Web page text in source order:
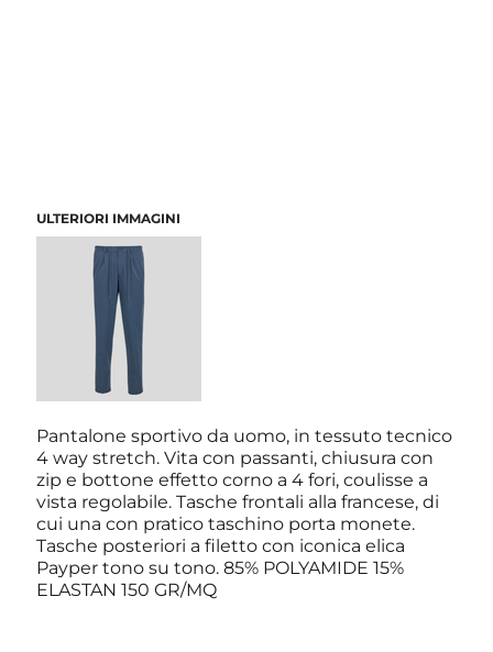
ULTERIORI IMMAGINI
Pantalone sportivo da uomo, in tessuto tecnico
4 way stretch. Vita con passanti, chiusura con
zip e bottone effetto corno a 4 fori, coulisse a
vista regolabile. Tasche frontali alla francese, di
cui una con pratico taschino porta monete.
Tasche posteriori a filetto con iconica elica
Payper tono su tono. 85% POLYAMIDE 15%
ELASTAN 150 GR/MQ